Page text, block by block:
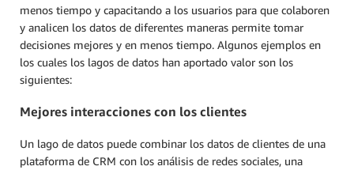
menos tiempo y capacitando a los usuarios para que colaboren
y analicen los datos de diferentes maneras permite tomar
decisiones mejores y en menos tiempo. Algunos ejemplos en
los cuales los lagos de datos han aportado valor son los
siguientes:
Mejores interacciones con los clientes
Un lago de datos puede combinar los datos de clientes de una
plataforma de CRM con los análisis de redes sociales, una